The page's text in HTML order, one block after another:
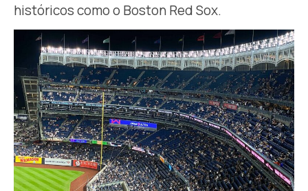
históricos como o Boston Red Sox.